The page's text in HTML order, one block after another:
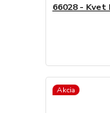
66028 - Kvet
Akcia